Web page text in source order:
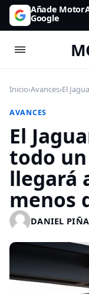
Añade
Google
Inicio›Avances›El
AVANCES
El
todo un
llegará
menos
DANIEL